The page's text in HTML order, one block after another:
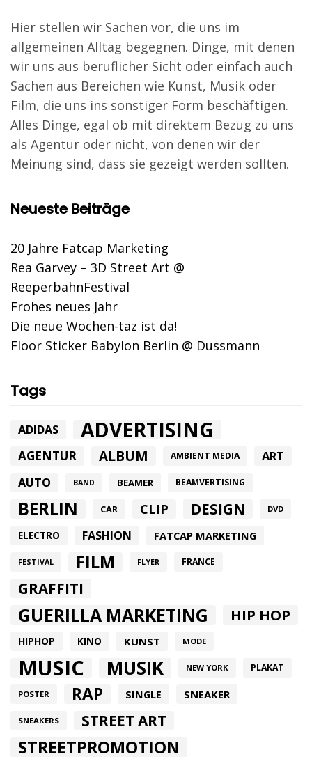
Hier stellen wir Sachen vor, die uns im
allgemeinen Alltag begegnen. Dinge, mit denen
wir uns aus beruflicher Sicht oder einfach auch
Sachen aus Bereichen wie Kunst, Musik oder
Film, die uns ins sonstiger Form beschäftigen.
Alles Dinge, egal ob mit direktem Bezug zu uns
als Agentur oder nicht, von denen wir der
Meinung sind, dass sie gezeigt werden sollten.
Neueste Beiträge
20 Jahre Fatcap Marketing
Rea Garvey – 3D Street Art @
ReeperbahnFestival
Frohes neues Jahr
Die neue Wochen-taz ist da!
Floor Sticker Babylon Berlin @ Dussmann
Tags
ADIDAS ADVERTISING
AGENTUR ALBUM AMBIENT MEDIA ART
AUTO BAND BEAMER BEAMVERTISING
BERLIN CAR CLIP DESIGN DVD
ELECTRO FASHION FATCAP MARKETING
FESTIVAL FILM FLYER FRANCE
GRAFFITI
GUERILLA MARKETING HIP HOP
HIPHOP KINO KUNST MODE
MUSIC MUSIK NEW YORK PLAKAT
POSTER RAP SINGLE SNEAKER
SNEAKERS STREET ART
STREETPROMOTION